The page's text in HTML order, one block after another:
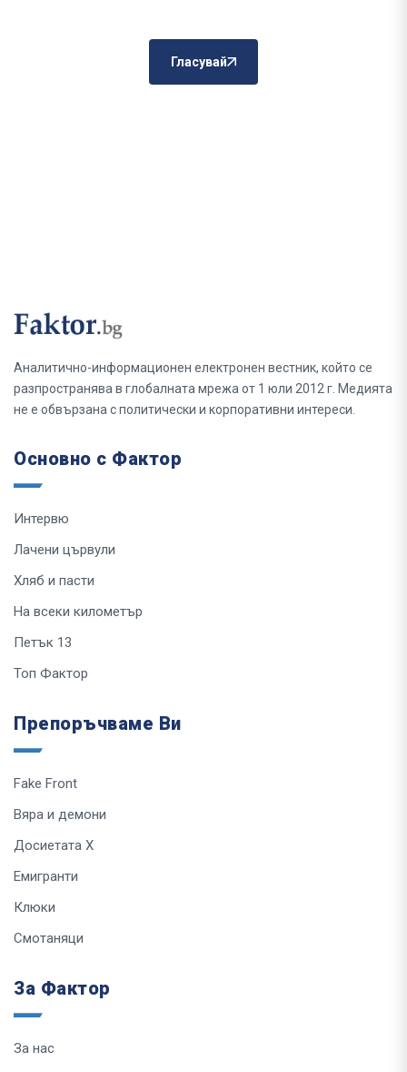
Гласувай
Аналитично-информационен електронен вестник, който се
разпространява в глобалната мрежа от 1 юли 2012 г. Медията
не е обвързана с политически и корпоративни интереси.
Основно с Фактор
Интервю
Лачени цървули
Хляб и пасти
На всеки километър
Петък 13
Топ Фактор
Препоръчваме Ви
Fake Front
Вяра и демони
Досиетата Х
Емигранти
Клюки
Смотаняци
За Фактор
За нас